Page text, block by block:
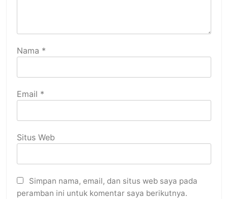
Nama *
Email *
Situs Web
Simpan nama, email, dan situs web saya pada
peramban ini untuk komentar saya berikutnya.